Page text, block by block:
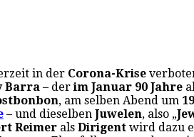
in der Corona-Krise
Barra – derim Januar 90 Jahre
, am selben Abend um
– und dieselben Juwelen, also „
Reimer als Dirigent wird dazu